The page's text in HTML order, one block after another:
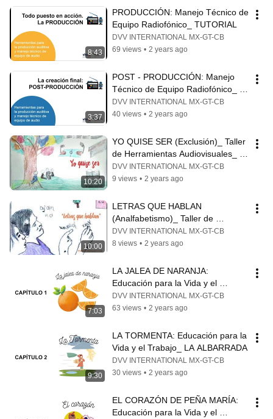
8:43
PRODUCCIÓN: Manejo Técnico de
Equipo Radiofónico_ TUTORIAL
DVV INTERNATIONAL MX-GT-CB
69 views • 2 years ago
3:37
POST - PRODUCCIÓN: Manejo
Técnico de Equipo Radiofónico_
TUTORIAL
DVV INTERNATIONAL MX-GT-CB
40 views • 2 years ago
10:20
YO QUISE SER (Exclusión)_ Taller
de Herramientas Audiovisuales_
ICHEJA
DVV INTERNATIONAL MX-GT-CB
9 views • 2 years ago
10:00
LETRAS QUE HABLAN
(Analfabetismo)_ Taller de
Herramientas Audiovisuales_
ICHEJA
DVV INTERNATIONAL MX-GT-CB
8 views • 2 years ago
7:03
LA JALEA DE NARANJA:
Educación para la Vida y el
Trabajo_ LA ALBARRADA
DVV INTERNATIONAL MX-GT-CB
63 views • 2 years ago
9:30
LA TORMENTA: Educación para la
Vida y el Trabajo_ LA ALBARRADA
DVV INTERNATIONAL MX-GT-CB
30 views • 2 years ago
EL CORAZÓN DE PEÑA MARÍA:
Educación para la Vida y el